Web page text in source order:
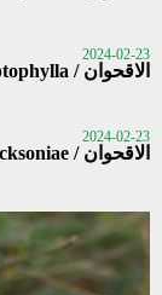
2024-02-23
الاقحوان / Anthemis leptophylla
2024-02-23
الاقحوان / Anthemis dicksoniae